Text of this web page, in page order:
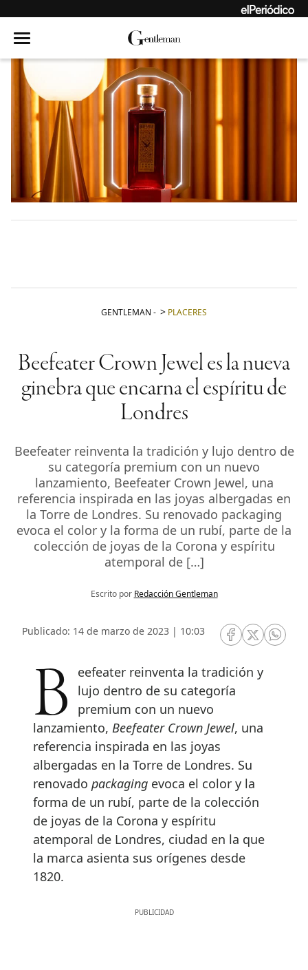
GENTLEMAN - PLACERES
Beefeater Crown Jewel es la nueva
ginebra que encarna el espíritu de
Londres
Beefeater reinventa la tradición y lujo dentro de
su categoría premium con un nuevo
lanzamiento, Beefeater Crown Jewel, una
referencia inspirada en las joyas albergadas en
la Torre de Londres. Su renovado packaging
evoca el color y la forma de un rubí, parte de la
colección de joyas de la Corona y espíritu
atemporal de […]
Escrito por Redacción Gentleman
Publicado: 14 de marzo de 2023 | 10:03
RRSS Facebook
RRSSRRSS
Beefeater reinventa la tradición y
lujo dentro de su categoría
premium con un nuevo
lanzamiento, Beefeater Crown Jewel, una
referencia inspirada en las joyas
albergadas en la Torre de Londres. Su
renovado packaging evoca el color y la
forma de un rubí, parte de la colección
de joyas de la Corona y espíritu
atemporal de Londres, ciudad en la que
la marca asienta sus orígenes desde
1820.